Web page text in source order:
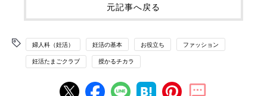
元記事へ戻る
婦人科（妊活） 妊活の基本 お役立ち ファッション
妊活たまごクラブ 授かるチカラ